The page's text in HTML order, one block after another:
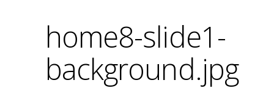
home8-slide1-
background.jpg